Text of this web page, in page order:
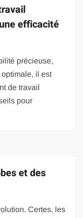
efficacité
précieuse,
il est
de travail
pour
et des
Certes, les